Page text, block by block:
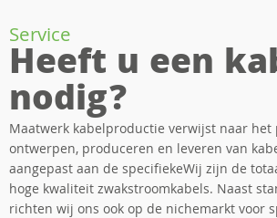
Service
Heeft u een
nodig?
Maatwerk kabelproductie verwijst naar het
ontwerpen, produceren en leveren van
aangepast aan de specifiekeWij zijn de
hoge kwaliteit zwakstroomkabels. Naast
richten wij ons ook op de nichemarkt voor